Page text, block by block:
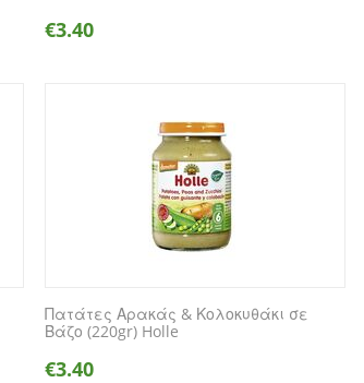
€3.40
Πατάτες Αρακάς & Κολοκυθάκι σε
Βάζο (220gr) Holle
€3.40